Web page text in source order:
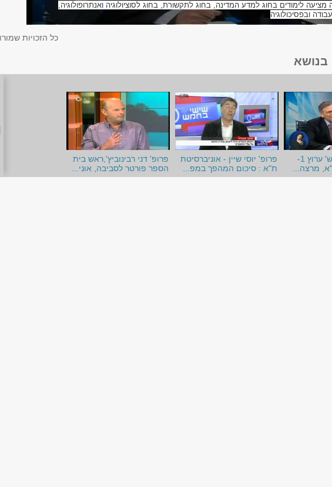
מציעה לימודים בחוג למדע המדינה, בחוג לתקשורת, בחוג לסוציולוגיה ואנתרופולוגיה,
ובפסיכולוגיה
כל הזכויות
בנושא
תוכנית 'ערב חדש' ערוץ 1-
מרצה...
פרופ' יוסי שיין - אוניברסיטת
ת"א : סיכום המהפך במפ...
פרופ' דני רבינוביץ',ראש בית
הספר פורטר לסביבה, אוני...